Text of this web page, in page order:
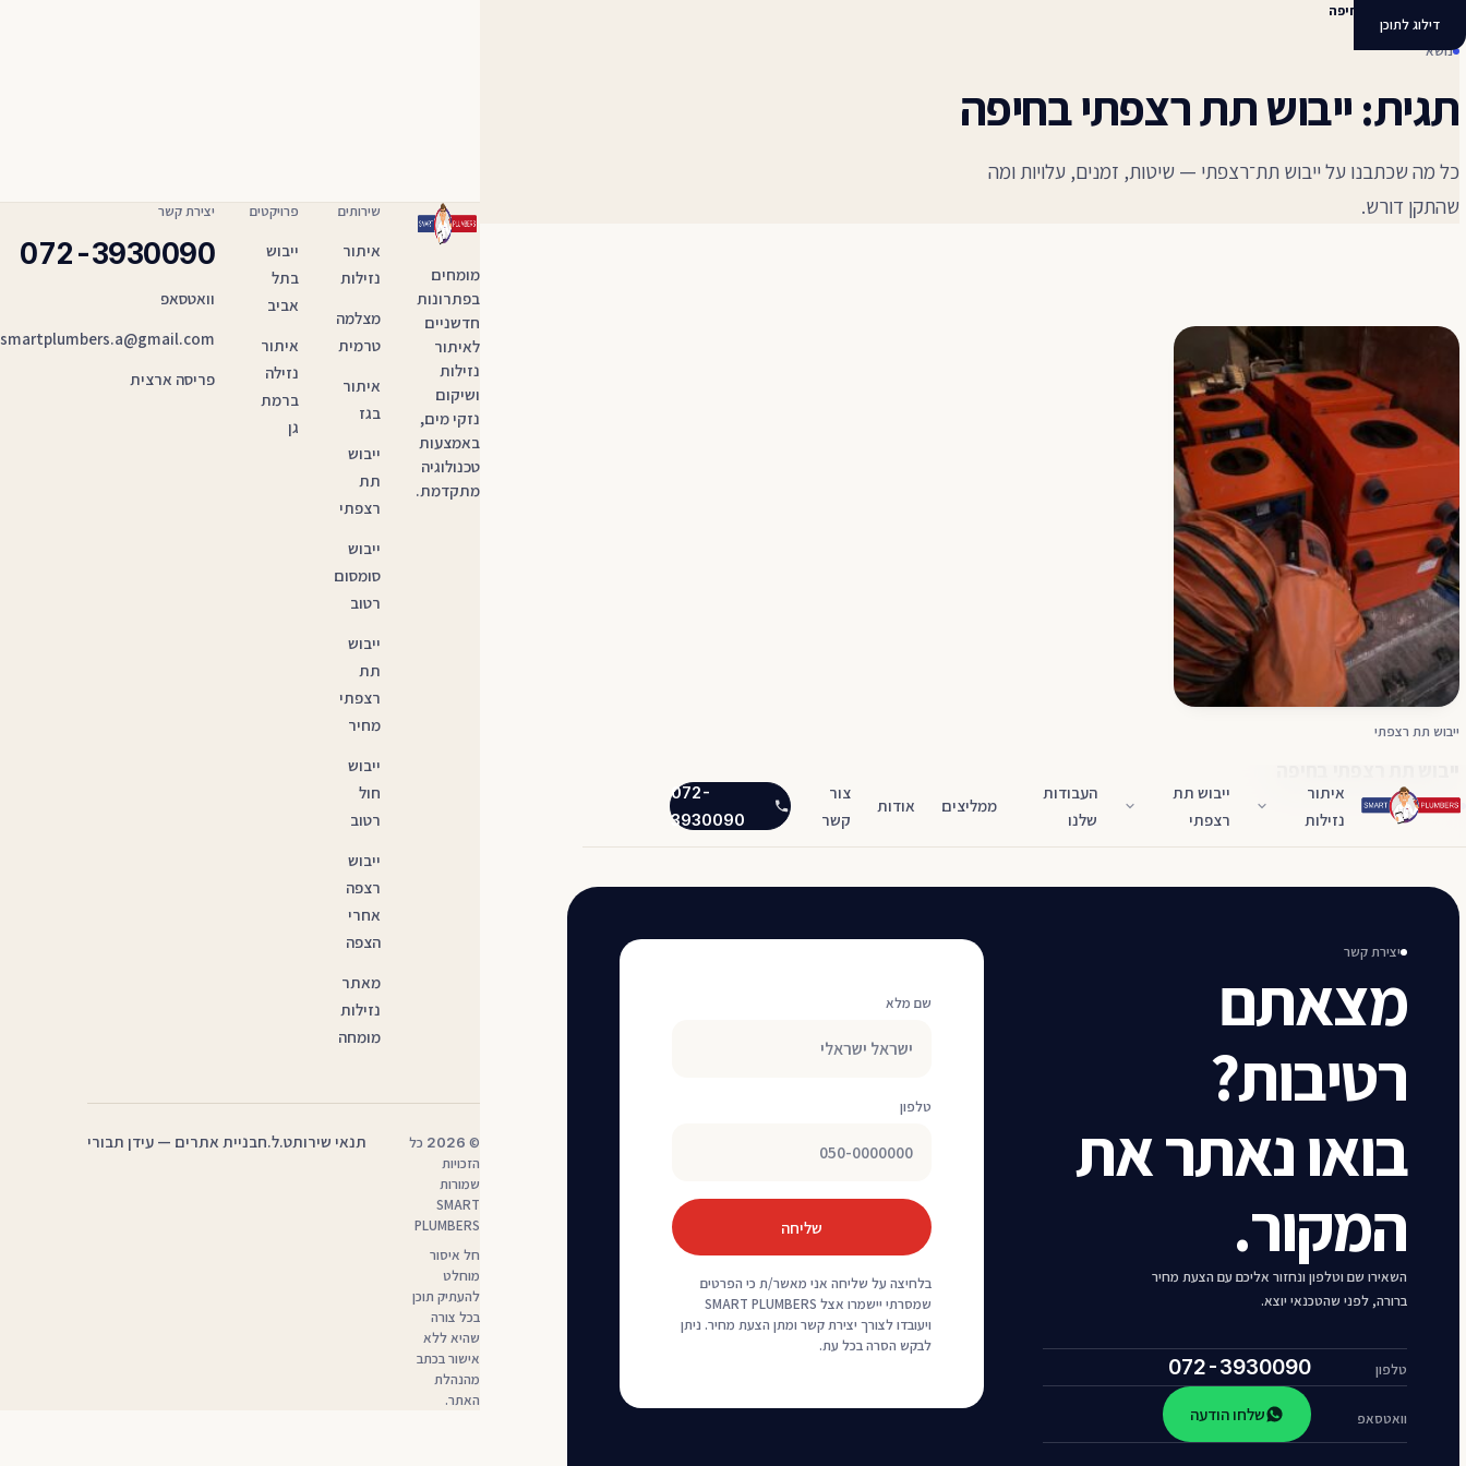
דילוג לתוכן
איתור
נזילות
ייבוש תת
רצפתי
העבודות
שלנו
ממליצים אודות
צור
קשר
072-
3930090
ייבוש תת רצפתי בחיפה
נושא
תגית: ייבוש תת רצפתי בחיפה
כל מה שכתבנו על ייבוש תת־רצפתי — שיטות, זמנים, עלויות ומה
שהתקן דורש.
ייבוש תת רצפתי
יצירת קשר
מצאתם
רטיבות?
בואו נאתר את
המקור.
השאירו שם וטלפון ונחזור אליכם עם הצעת מחיר
ברורה, לפני שהטכנאי יוצא.
טלפון 072-3930090
וואטסאפ שלחו הודעה
שם מלא
טלפון
שליחה
בלחיצה על שליחה אני מאשר/ת כי הפרטים
שמסרתי יישמרו אצל SMART PLUMBERS
ויעובדו לצורך יצירת קשר ומתן הצעת מחיר. ניתן
לבקש הסרה בכל עת.
מומחים
בפתרונות
חדשניים
לאיתור
נזילות
ושיקום
נזקי מים,
באמצעות
טכנולוגיה
מתקדמת.
שירותים
איתור
נזילות
מצלמה
טרמית
איתור
בגז
ייבוש
תת
רצפתי
ייבוש
סומסום
רטוב
ייבוש
תת
רצפתי
מחיר
ייבוש
חול
רטוב
ייבוש
רצפה
אחרי
הצפה
מאתר
נזילות
מומחה
פרויקטים
ייבוש
בתל
אביב
איתור
נזילה
ברמת
גן
יצירת קשר
072-3930090
וואטסאפ
smartplumbers.a@gmail.com
פריסה ארצית
©
2026 כל
הזכויות
שמורות
SMART
PLUMBERS
חל איסור
מוחלט
להעתיק תוכן
בכל צורה
שהיא ללא
אישור בכתב
מהנהלת
האתר.
תנאי שירות— קובץ PDF, נפתח בלשונית חדשה
ט.ל.חבניית אתרים — עידן תבורי